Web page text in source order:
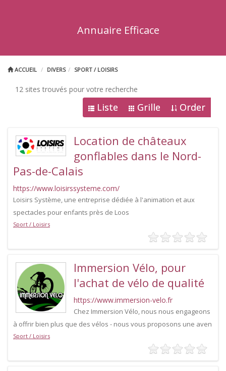
Annuaire Efficace
ACCUEIL DIVERS SPORT / LOISIRS
12 sites trouvés pour votre recherche
Liste Grille Order
Location de châteaux
gonflables dans le Nord-
Pas-de-Calais
https://www.loisirssysteme.com/
Loisirs Système, une entreprise dédiée à l'animation et aux
spectacles pour enfants près de Loos
Sport / Loisirs
Immersion Vélo, pour
l'achat de vélo de qualité
https://www.immersion-velo.fr
Chez Immersion Vélo, nous nous engageons
à offrir bien plus que des vélos - nous vous proposons une aven
Sport / Loisirs